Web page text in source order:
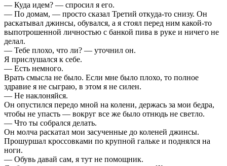
— Куда идем? — спросил я его.
— По домам, — просто сказал Третий откуда-то снизу. Он
раскатывал джинсы, обувался, а я стоял перед ним какой-то
выпотрошенной личностью с банкой пива в руке и ничего не
делал.
— Тебе плохо, что ли? — уточнил он.
Я прислушался к себе.
— Есть немного.
Врать смысла не было. Если мне было плохо, то полное
здравие я не сыграю, в этом я не силен.
— Не наклоняйся.
Он опустился передо мной на колени, держась за мои бедра,
чтобы не упасть — вокруг все же было отнюдь не светло.
— Что ты собрался делать.
Он молча раскатал мои засученные до коленей джинсы.
Прошуршал кроссовками по крупной гальке и поднялся на
ноги.
— Обувь давай сам, я тут не помощник.